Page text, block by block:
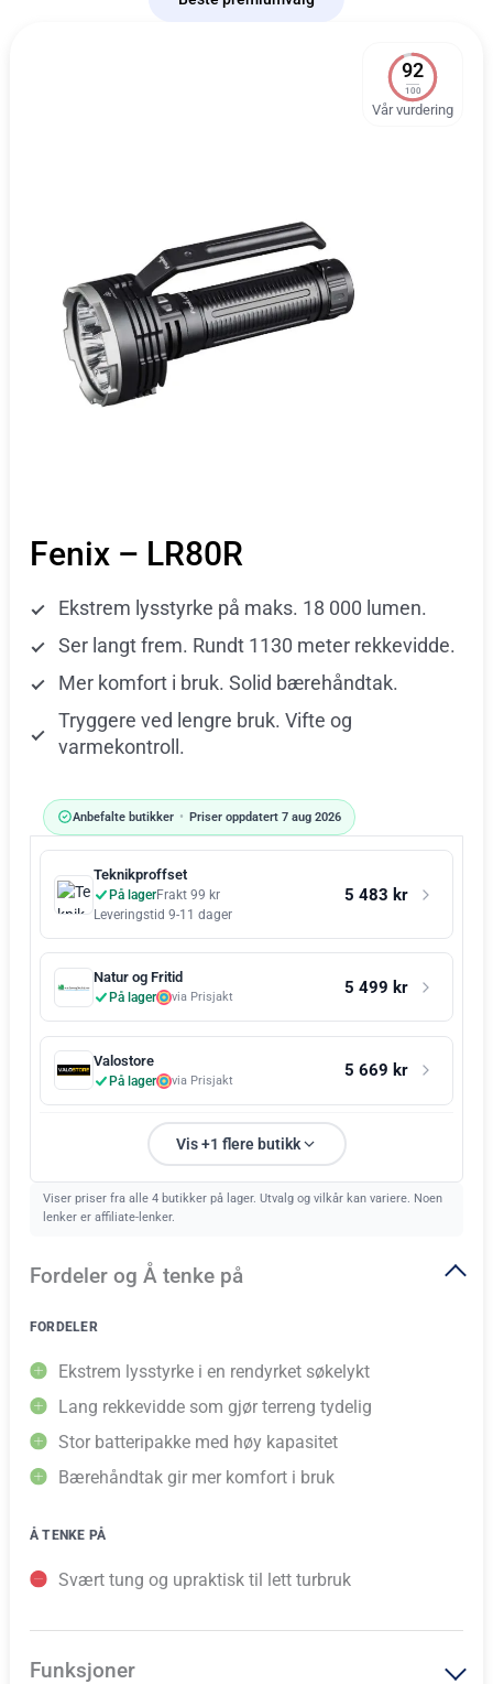
92
100
Vår vurdering
Fenix – LR80R
Ekstrem lysstyrke på maks. 18 000 lumen.
Ser langt frem. Rundt 1130 meter rekkevidde.
Mer komfort i bruk. Solid bærehåndtak.
Tryggere ved lengre bruk. Vifte og
varmekontroll.
Anbefalte butikker • Priser oppdatert 7 aug 2026
Teknikproffset
På lagerFrakt 99 kr
Leveringstid 9-11 dager
5 483 kr
Natur og Fritid
På lager via Prisjakt 5 499 kr
Valostore
På lager via Prisjakt 5 669 kr
Vis +1 flere butikk
Viser priser fra alle 4 butikker på lager. Utvalg og vilkår kan variere. Noen
lenker er affiliate-lenker.
Fordeler og Å tenke på
FORDELER
Ekstrem lysstyrke i en rendyrket søkelykt
Lang rekkevidde som gjør terreng tydelig
Stor batteripakke med høy kapasitet
Bærehåndtak gir mer komfort i bruk
Å TENKE PÅ
Svært tung og upraktisk til lett turbruk
Funksjoner